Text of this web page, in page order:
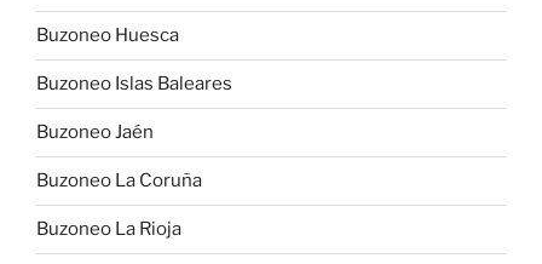
Buzoneo Huesca
Buzoneo Islas Baleares
Buzoneo Jaén
Buzoneo La Coruña
Buzoneo La Rioja